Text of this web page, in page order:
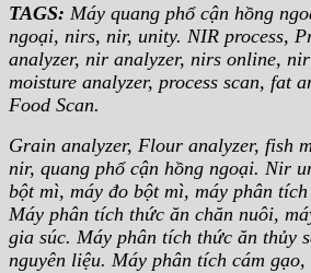
TAGS: Máy quang phổ cận hồng
ngoại, nirs, nir, unity. NIR process,
analyzer, nir analyzer, nirs online,
moisture analyzer, process scan, fat
Food Scan.
Grain analyzer, Flour analyzer, fish
nir, quang phổ cận hồng ngoại. Nir
bột mì, máy đo bột mì, máy phân
Máy phân tích thức ăn chăn nuôi,
gia súc. Máy phân tích thức ăn thủy
nguyên liệu. Máy phân tích cám gạo,